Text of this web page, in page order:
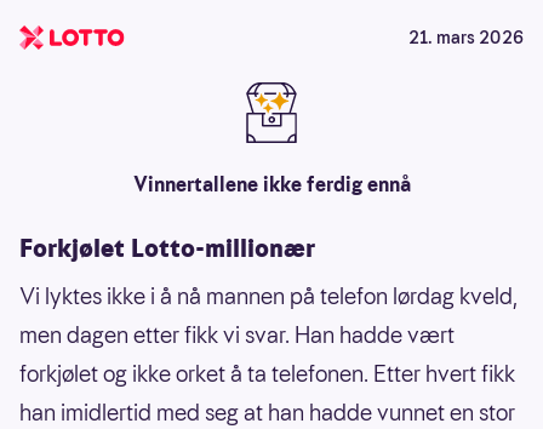
21. mars 2026
Vinnertallene ikke ferdig ennå
Forkjølet Lotto-millionær
Vi lyktes ikke i å nå mannen på telefon lørdag kveld,
men dagen etter fikk vi svar. Han hadde vært
forkjølet og ikke orket å ta telefonen. Etter hvert fikk
han imidlertid med seg at han hadde vunnet en stor